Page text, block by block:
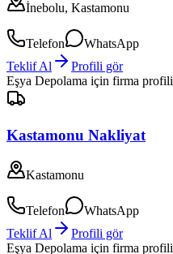
İnebolu, Kastamonu
Telefon
WhatsApp
Teklif Al
Profili gör
Eşya Depolama için firma profili
Kastamonu Nakliyat
Kastamonu
Telefon
WhatsApp
Teklif Al
Profili gör
Eşya Depolama için firma profili